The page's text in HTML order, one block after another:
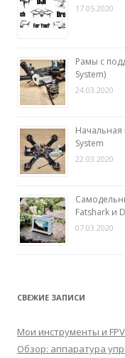
17.05.2020
Рамы с
System)
24.03.2020
Начальная
System
22.03.2020
Fatshark и
07.03.2020
СВЕЖИЕ ЗАПИСИ
Мои инструменты и
Обзор: аппаратура